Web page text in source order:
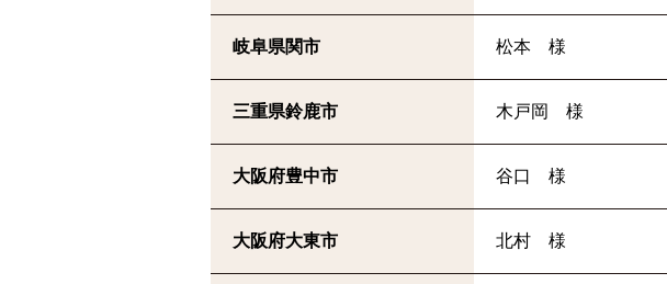
岐阜県関市 松本 様
三重県鈴鹿市 木戸岡 様
大阪府豊中市 谷口 様
大阪府大東市 北村 様